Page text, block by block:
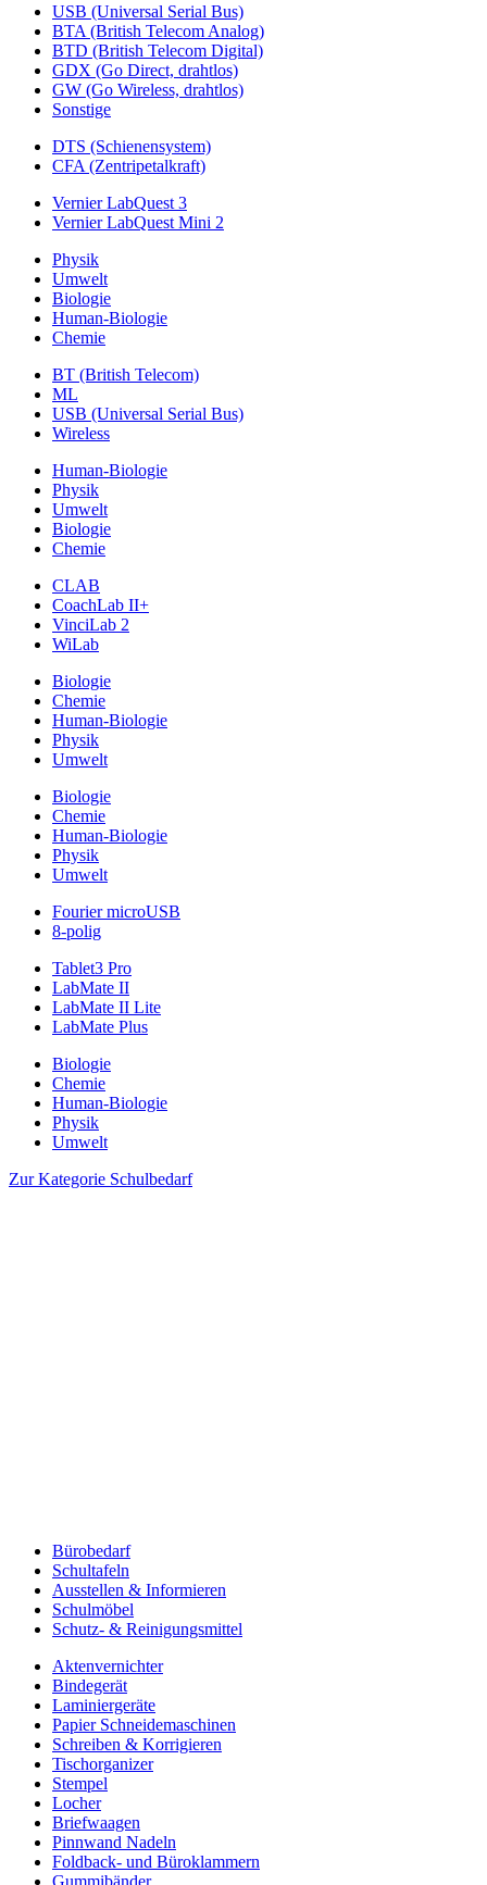
USB (Universal Serial Bus)
BTA (British Telecom Analog)
BTD (British Telecom Digital)
GDX (Go Direct, drahtlos)
GW (Go Wireless, drahtlos)
Sonstige
DTS (Schienensystem)
CFA (Zentripetalkraft)
Vernier LabQuest 3
Vernier LabQuest Mini 2
Physik
Umwelt
Biologie
Human-Biologie
Chemie
BT (British Telecom)
ML
USB (Universal Serial Bus)
Wireless
Human-Biologie
Physik
Umwelt
Biologie
Chemie
CLAB
CoachLab II+
VinciLab 2
WiLab
Biologie
Chemie
Human-Biologie
Physik
Umwelt
Biologie
Chemie
Human-Biologie
Physik
Umwelt
Fourier microUSB
8-polig
Tablet3 Pro
LabMate II
LabMate II Lite
LabMate Plus
Biologie
Chemie
Human-Biologie
Physik
Umwelt
Zur Kategorie Schulbedarf
Bürobedarf
Schultafeln
Ausstellen & Informieren
Schulmöbel
Schutz- & Reinigungsmittel
Aktenvernichter
Bindegerät
Laminiergeräte
Papier Schneidemaschinen
Schreiben & Korrigieren
Tischorganizer
Stempel
Locher
Briefwaagen
Pinnwand Nadeln
Foldback- und Büroklammern
Gummibänder